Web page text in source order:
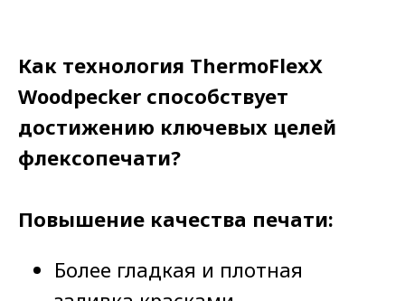
Как технология ThermoFlexX
Woodpecker способствует
достижению ключевых целей
флексопечати?
Повышение качества печати:
Более гладкая и плотная